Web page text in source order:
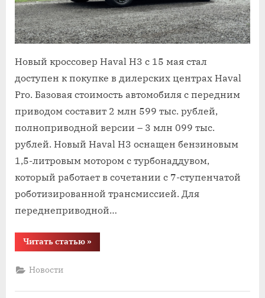
Новый кроссовер Haval H3 с 15 мая стал
доступен к покупке в дилерских центрах Haval
Pro. Базовая стоимость автомобиля с передним
приводом составит 2 млн 599 тыс. рублей,
полноприводной версии – 3 млн 099 тыс.
рублей. Новый Haval H3 оснащен бензиновым
1,5-литровым мотором с турбонаддувом,
который работает в сочетании с 7-ступенчатой
роботизированной трансмиссией. Для
переднеприводной…
Читать статью“Кроссовер
Haval
в
»
Новости